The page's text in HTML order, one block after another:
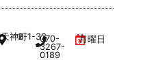
天神町2-1-32070-
3267-
0189
月曜日